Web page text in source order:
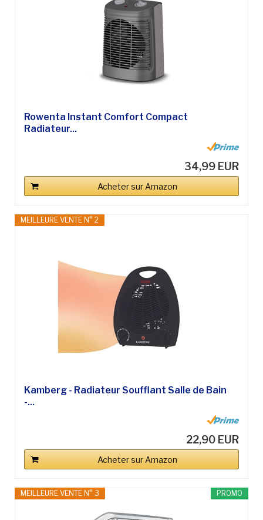
Rowenta Instant Comfort Compact
Radiateur...
34,99 EUR
Acheter sur Amazon
MEILLEURE VENTE N° 2
Kamberg - Radiateur Soufflant Salle de Bain
-...
22,90 EUR
Acheter sur Amazon
PROMO
MEILLEURE VENTE N° 3